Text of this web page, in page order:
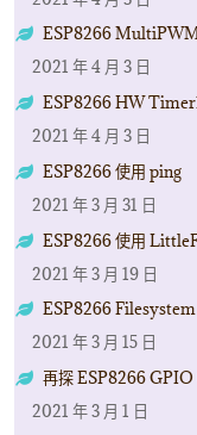
ESP8266
2021 年 4 月 3 日
ESP8266 HW
2021 年 4 月 3 日
ESP8266 使用 ping
2021 年 3 月 31 日
ESP8266 使用
2021 年 3 月 19 日
ESP8266 Filesystem
2021 年 3 月 15 日
再探 ESP8266 GPIO
2021 年 3 月 1 日